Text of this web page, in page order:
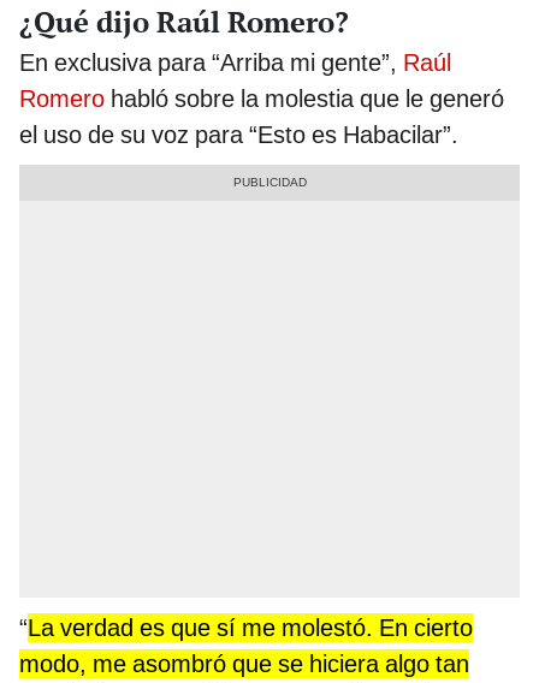
¿Qué dijo Raúl Romero?
En exclusiva para “Arriba mi gente”, Raúl
Romero habló sobre la molestia que le generó
el uso de su voz para “Esto es Habacilar”.
“La verdad es que sí me molestó. En cierto
modo, me asombró que se hiciera algo tan